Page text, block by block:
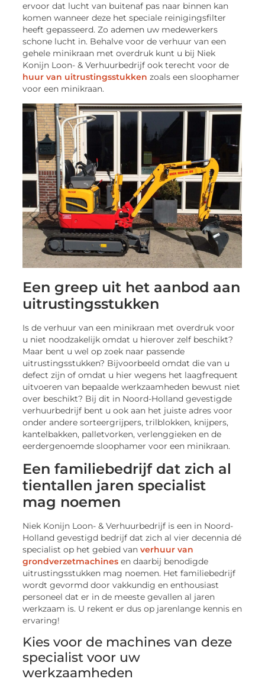
ervoor dat lucht van buitenaf pas naar binnen kan
komen wanneer deze het speciale reinigingsfilter
heeft gepasseerd. Zo ademen uw medewerkers
schone lucht in. Behalve voor de verhuur van een
gehele minikraan met overdruk kunt u bij Niek
Konijn Loon- & Verhuurbedrijf ook terecht voor de
huur van uitrustingsstukken zoals een sloophamer
voor een minikraan.
Een greep uit het aanbod aan
uitrustingsstukken
Is de verhuur van een minikraan met overdruk voor
u niet noodzakelijk omdat u hierover zelf beschikt?
Maar bent u wel op zoek naar passende
uitrustingsstukken? Bijvoorbeeld omdat die van u
defect zijn of omdat u hier wegens het laagfrequent
uitvoeren van bepaalde werkzaamheden bewust niet
over beschikt? Bij dit in Noord-Holland gevestigde
verhuurbedrijf bent u ook aan het juiste adres voor
onder andere sorteergrijpers, trilblokken, knijpers,
kantelbakken, palletvorken, verlenggieken en de
eerdergenoemde sloophamer voor een minikraan.
Een familiebedrijf dat zich al
tientallen jaren specialist
mag noemen
Niek Konijn Loon- & Verhuurbedrijf is een in Noord-
Holland gevestigd bedrijf dat zich al vier decennia dé
specialist op het gebied vanverhuur van
grondverzetmachines en daarbij benodigde
uitrustingsstukken mag noemen. Het familiebedrijf
wordt gevormd door vakkundig en enthousiast
personeel dat er in de meeste gevallen al jaren
werkzaam is. U rekent er dus op jarenlange kennis en
ervaring!
Kies voor de machines van deze
specialist voor uw
werkzaamheden